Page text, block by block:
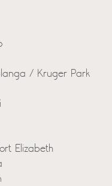
/ Kruger Park
Elizabeth